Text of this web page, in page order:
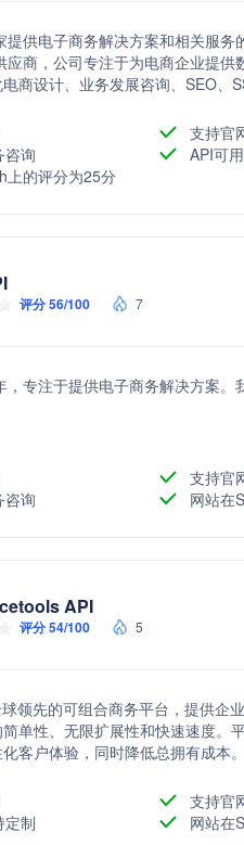
提供电子商务解决方案和相关服
应商，公司专注于为电商企业提
商设计、业务发展咨询、SEO、
支持官
咨询
API可
上的评分为25分
评分 56/100 7
，专注于提供电子商务解决方案
支持官
咨询
网站在
API
评分 54/100 5
领先的可组合商务平台，提供企
单性、无限扩展性和快速速度。
客户体验，同时降低总拥有成本
支持官
定制
网站在